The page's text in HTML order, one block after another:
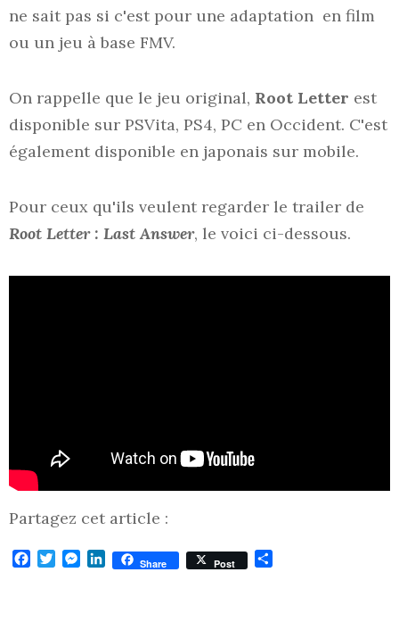
ne sait pas si c'est pour une adaptation en film
ou un jeu à base FMV.
On rappelle que le jeu original, Root Letter est
disponible sur PSVita, PS4, PC en Occident. C'est
également disponible en japonais sur mobile.
Pour ceux qu'ils veulent regarder le trailer de
Root Letter : Last Answer, le voici ci-dessous.
Partagez cet article :
Facebook
TwitterMessenger
LinkedIn
Share Post